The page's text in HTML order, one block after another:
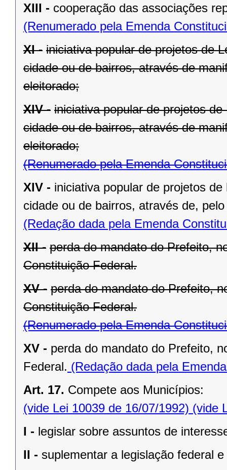
XIII - cooperação das associações
(Renumerado pela Emenda
XI - iniciativa popular de projetos de
cidade ou de bairros, através de
eleitorado;
XIV - iniciativa popular de projetos
cidade ou de bairros, através de
eleitorado;
(Renumerado pela Emenda
XIV - iniciativa popular de projetos
cidade ou de bairros, através de,
(Redação dada pela Emenda
XII - perda do mandato do Prefeito,
Constituição Federal.
XV - perda do mandato do Prefeito,
Constituição Federal.
(Renumerado pela Emenda
XV - perda do mandato do Prefeito,
Federal. (Redação dada pela
Art. 17. Compete aos Municípios:
(vide Lei 10039 de 16/07/1992) (vide
I - legislar sobre assuntos de
II - suplementar a legislação federal